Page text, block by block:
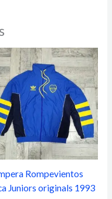
Rompevientos
Juniors originals 1993